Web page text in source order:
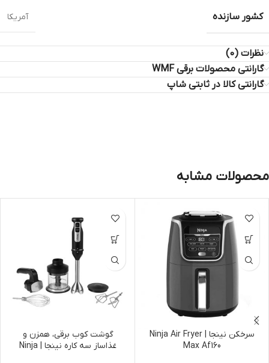
کشور سازنده آمریکا
نظرات (0)
گارانتی محصولات برقی WMF
گارانتی کالا در ثابتی شاپ
محصولات مشابه
سرخکن نینجا | Ninja Air Fryer
Max Af160
گوشت کوب برقی، همزن و
غذاساز سه کاره نینجا | Ninja